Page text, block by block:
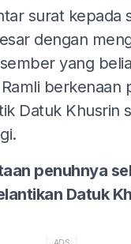
surat kepada
dengan
yang
berkenaan
Datuk Khusrin
penuhnya
Datuk